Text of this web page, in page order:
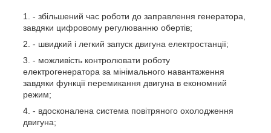
- збільшений час роботи до заправлення генератора,
завдяки цифровому регулюванню обертів;
- швидкий і легкий запуск двигуна електростанції;
- можливість контролювати роботу
електрогенератора за мінімального навантаження
завдяки функції перемикання двигуна в економний
режим;
- вдосконалена система повітряного охолодження
двигуна;